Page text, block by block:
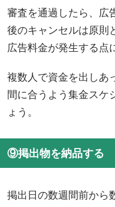
審査を通過したら、広
後のキャンセルは原則
広告料金が発生する点
複数人で資金を出しあ
間に合うよう集金スケ
ょう。
⑨掲出物を納品する
掲出日の数週間前から